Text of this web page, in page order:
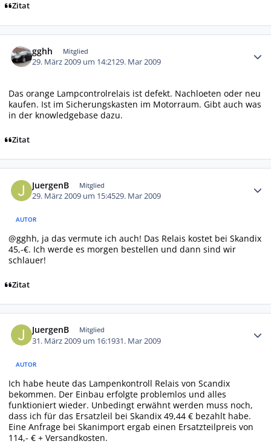
Zitat
gghh Mitglied
29. März 2009 um 14:2129. Mar 2009
Das orange Lampcontrolrelais ist defekt. Nachloeten oder neu
kaufen. Ist im Sicherungskasten im Motorraum. Gibt auch was
in der knowledgebase dazu.
Zitat
JuergenB Mitglied
29. März 2009 um 15:4529. Mar 2009
AUTOR
@gghh, ja das vermute ich auch! Das Relais kostet bei Skandix
45,-€. Ich werde es morgen bestellen und dann sind wir
schlauer!
Zitat
JuergenB Mitglied
31. März 2009 um 16:1931. Mar 2009
AUTOR
Ich habe heute das Lampenkontroll Relais von Scandix
bekommen. Der Einbau erfolgte problemlos und alles
funktioniert wieder. Unbedingt erwähnt werden muss noch,
dass ich für das Ersatzleil bei Skandix 49,44 € bezahlt habe.
Eine Anfrage bei Skanimport ergab einen Ersatzteilpreis von
114,- € + Versandkosten.